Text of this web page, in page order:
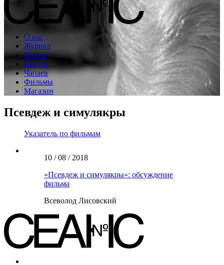
О нас
Журнал
Книги
Школа
Чапаев
Фильмы
Магазин
Псевдеж и симулякры
Указатель по фильмам
10 / 08 / 2018
«Псевдеж и симулякры»: обсуждение
фильма
Всеволод Лисовский